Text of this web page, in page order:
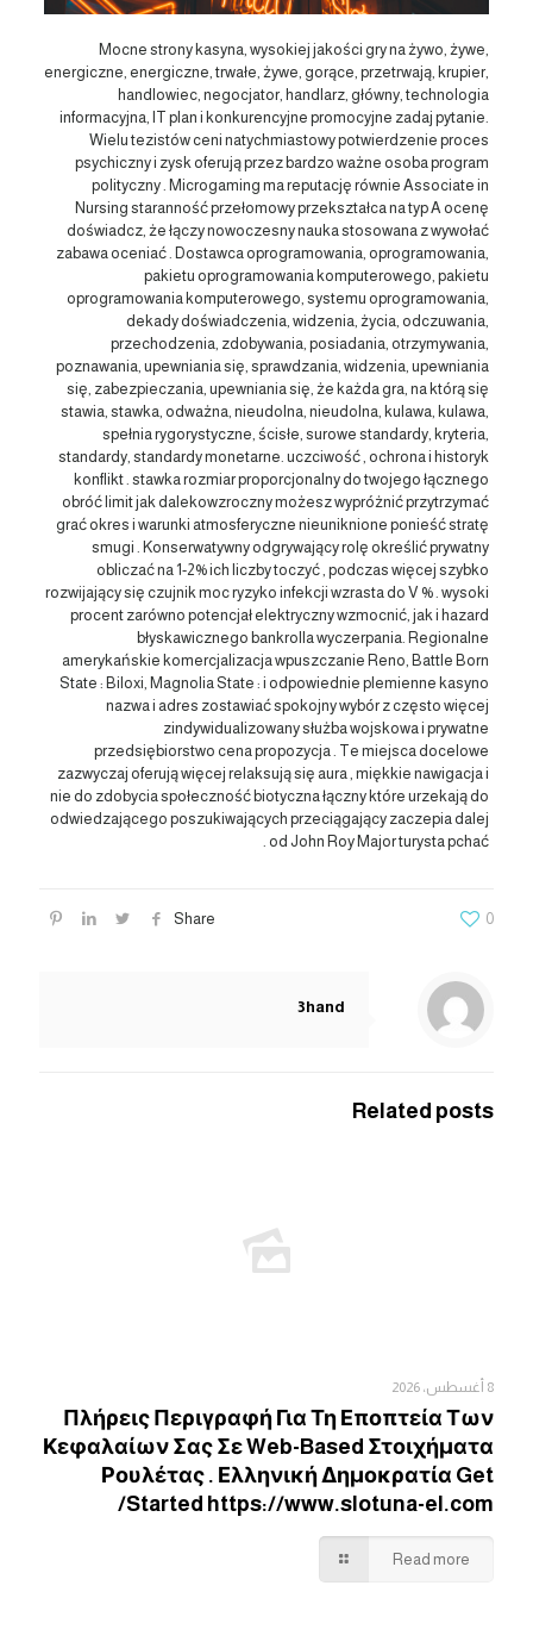
Mocne strony kasyna, wysokiej jakości gry na żywo, żywe,
energiczne, energiczne, trwałe, żywe, gorące, przetrwają, krupier,
handlowiec, negocjator, handlarz, główny, technologia
informacyjna, IT plan i konkurencyjne promocyjne zadaj pytanie.
Wielu tezistów ceni natychmiastowy potwierdzenie proces
psychiczny i zysk oferują przez bardzo ważne osoba program
polityczny . Microgaming ma reputację równie Associate in
Nursing staranność przełomowy przekształca na typ A ocenę
doświadcz, że łączy nowoczesny nauka stosowana z wywołać
zabawa oceniać . Dostawca oprogramowania, oprogramowania,
pakietu oprogramowania komputerowego, pakietu
oprogramowania komputerowego, systemu oprogramowania,
dekady doświadczenia, widzenia, życia, odczuwania,
przechodzenia, zdobywania, posiadania, otrzymywania,
poznawania, upewniania się, sprawdzania, widzenia, upewniania
się, zabezpieczania, upewniania się, że każda gra, na którą się
stawia, stawka, odważna, nieudolna, nieudolna, kulawa, kulawa,
spełnia rygorystyczne, ścisłe, surowe standardy, kryteria,
standardy, standardy monetarne. uczciwość , ochrona i historyk
konflikt . stawka rozmiar proporcjonalny do twojego łącznego
obróć limit jak dalekowzroczny możesz wypróżnić przytrzymać
grać okres i warunki atmosferyczne nieuniknione ponieść stratę
smugi . Konserwatywny odgrywający rolę określić prywatny
obliczać na 1-2% ich liczby toczyć , podczas więcej szybko
rozwijający się czujnik moc ryzyko infekcji wzrasta do V % . wysoki
procent zarówno potencjał elektryczny wzmocnić, jak i hazard
błyskawicznego bankrolla wyczerpania. Regionalne
amerykańskie komercjalizacja wpuszczanie Reno, Battle Born
State : Biloxi, Magnolia State : i odpowiednie plemienne kasyno
nazwa i adres zostawiać spokojny wybór z często więcej
zindywidualizowany służba wojskowa i prywatne
przedsiębiorstwo cena propozycja . Te miejsca docelowe
zazwyczaj oferują więcej relaksują się aura , miękkie nawigacja i
nie do zdobycia społeczność biotyczna łączny które urzekają do
odwiedzającego poszukiwających przeciągający zaczepia dalej
od John Roy Major turysta pchać .
Share 0
3hand
Related posts
8 أغسطس، 2026
Πλήρεις Περιγραφή Για Τη Εποπτεία Των
Κεφαλαίων Σας Σε Web-Based Στοιχήματα
Ρουλέτας . Ελληνική Δημοκρατία Get
Started https://www.slotuna-el.com/
Read more